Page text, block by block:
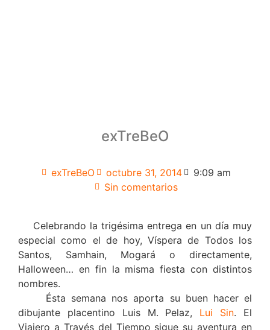
exTreBeO
exTreBeO octubre 31, 2014
9:09 am
Sin comentarios
Celebrando la trigésima entrega en un día muy
especial como el de hoy, Víspera de Todos los
Santos, Samhain, Mogará o directamente,
Halloween… en fin la misma fiesta con distintos
nombres.
Ésta semana nos aporta su buen hacer el
dibujante placentino Luis M. Pelaz, Lui Sin. El
Viajero a Través del Tiempo sigue su aventura en